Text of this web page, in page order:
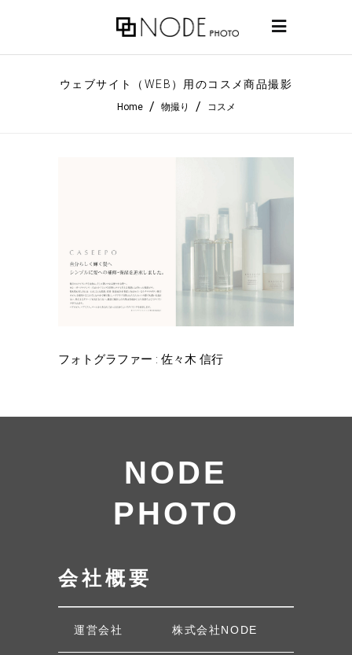
ウェブサイト（WEB）用のコスメ商品撮影
Home/ 物撮り / コスメ
フォトグラファー : 佐々木 信行
NODE
PHOTO
会社概要
運営会社 株式会社NODE